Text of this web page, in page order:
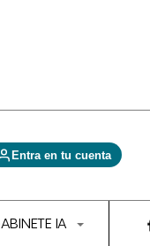
Entra en tu cuenta
IA